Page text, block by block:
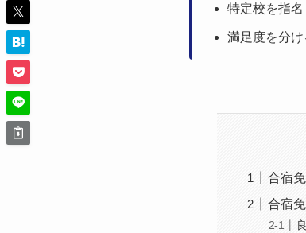
特定校を指
満足度を分け
合宿
合宿